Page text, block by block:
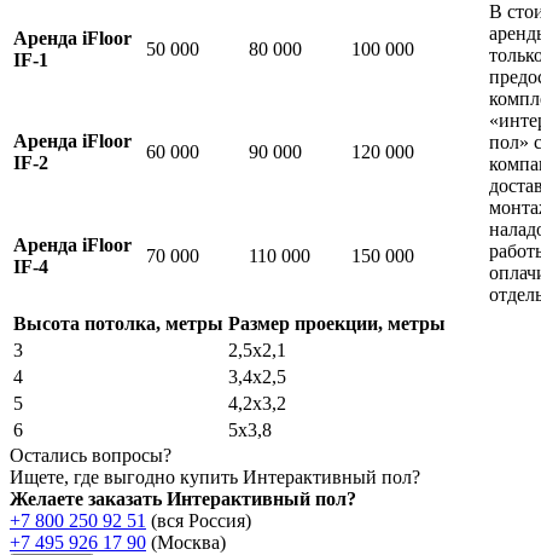
Аренда iFloor
IF-1
50 000 80 000 100 000
В
пол»
Аренда iFloor
IF-2
60 000 90 000 120 000
Аренда iFloor
IF-4
70 000 110 000 150 000
Высота потолка, метры Размер проекции, метры
3
2,5x2,1
4
3,4x2,5
5
4,2x3,2
6
5x3,8
Остались вопросы?
Ищете, где выгодно купить Интерактивный пол?
Желаете заказать Интерактивный пол?
+7 800 250 92 51 (вся Россия)
+7 495 926 17 90 (Москва)